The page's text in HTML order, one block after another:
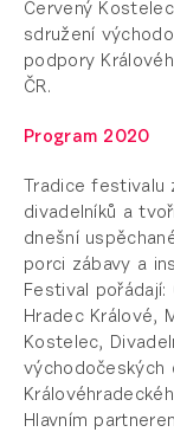
Červený
sdružení
podpory
ČR.
Program 2020
Tradice festivalu
divadelníků a
dnešní
porci zábavy a
Festival
Hradec Králové,
Kostelec,
východočeských
Hlavním